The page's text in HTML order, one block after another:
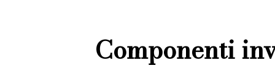
Componenti